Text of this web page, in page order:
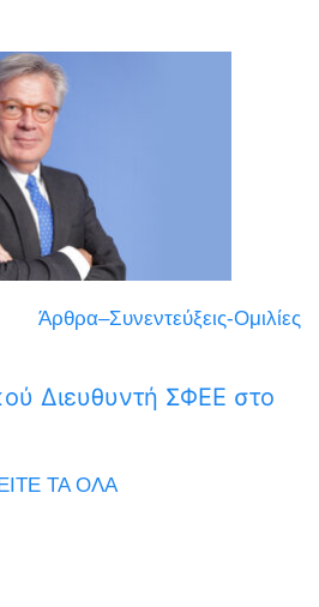
Άρθρα–Συνεντεύξεις-Ομιλίες
Διευθυντή ΣΦΕΕ στο
ΤΑ ΟΛΑ